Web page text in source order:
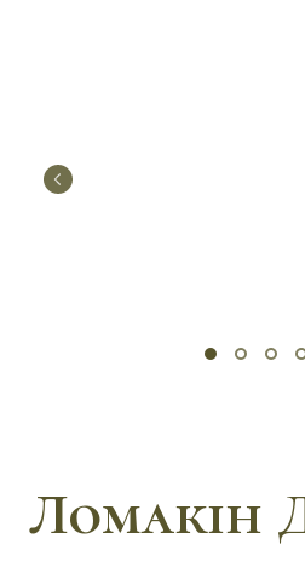
Ломакін